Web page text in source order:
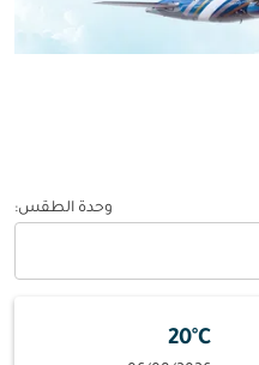
وحدة الطقس:
20°C